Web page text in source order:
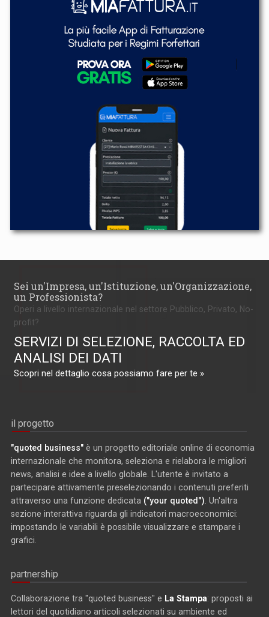
Sei un'Impresa, un'Istituzione, un'Organizzazione,
un Professionista?
Operi a livello internazionale nel settore Pubblico, Privato, No-
profit?
SERVIZI DI SELEZIONE, RACCOLTA ED
ANALISI DEI DATI
Scopri nel dettaglio cosa possiamo fare per te »
il progetto
"quoted business" è un progetto editoriale online di economia
internazionale che monitora, seleziona e rielabora le migliori
news, analisi e idee a livello globale. L'utente è invitato a
partecipare attivamente preselezionando i contenuti preferiti
attraverso una funzione dedicata ("your quoted") . Un'altra
sezione interattiva riguarda gli indicatori macroeconomici:
impostando le variabili è possibile visualizzare e stampare i
grafici.
partnership
Collaborazione tra "quoted business" e La Stampa: proposti ai
lettori del quotidiano articoli selezionati su ambiente ed